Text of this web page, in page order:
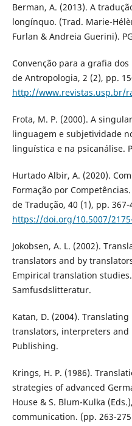
Berman, A. (2013). A
longínquo. (Trad. Marie-
Furlan & Andreia Guerini).
Convenção para a grafia
de Antropologia, 2 (2), pp.
http://www.revistas.usp.br/
Frota, M. P. (2000). A
linguagem e subjetividade
linguística e na psicanálise.
Hurtado Albir, A. (2020).
Formação por
de Tradução, 40 (1), pp. 367-
https://doi.org/10.5007/
Jokobsen, A. L. (2002).
translators and by
Empirical translation
Samfusdslitteratur.
Katan, D. (2004).
translators, interpreters and
Publishing.
Krings, H. P. (1986).
strategies of advanced
House & S. Blum-Kulka
communication. (pp. 263-